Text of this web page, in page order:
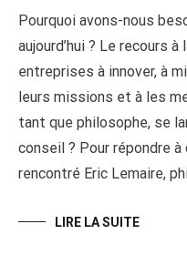
Pourquoi avons-nous
aujourd’hui ? Le recours
entreprises à innover, à
leurs missions et à les
tant que philosophe, se
conseil ? Pour répondre
rencontré Eric Lemaire,
LIRE LA SUITE